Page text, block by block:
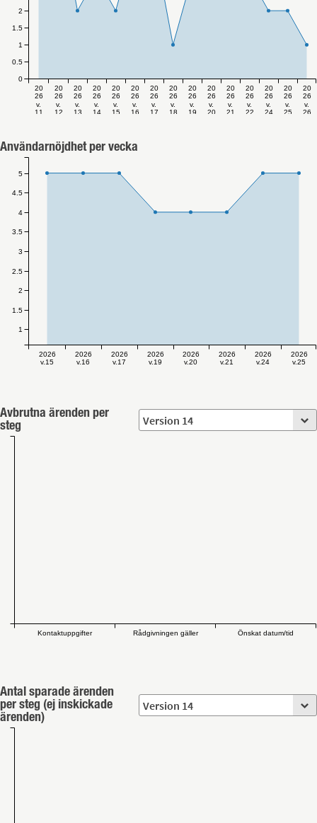
20
26
v.
11
20
26
v.
12
20
26
v.
13
20
26
v.
14
20
26
v.
15
20
26
v.
16
20
26
v.
17
20
26
v.
18
20
26
v.
19
20
26
v.
20
20
26
v.
21
20
26
v.
22
20
26
v.
24
20
26
v.
25
20
26
v.
26
0
0.5
1
1.5
2
Användarnöjdhet per vecka
2026
v.15
2026
v.16
2026
v.17
2026
v.19
2026
v.20
2026
v.21
2026
v.24
2026
v.25
1
1.5
2
2.5
3
3.5
4
4.5
5
Avbrutna ärenden per
steg
Kontaktuppgifter Rådgivningen gäller Önskat datum/tid
Antal sparade ärenden
per steg (ej inskickade
ärenden)